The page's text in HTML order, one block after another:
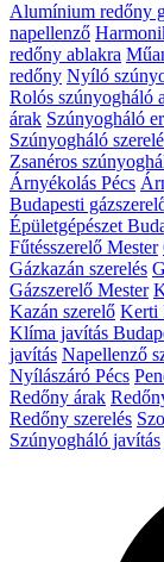
Alumínium redőny
napellenző
redőny ablakra
redőny Nyíló
Rolós szúnyogháló
árak Szúnyogháló
Szúnyogháló
Zsanéros
Árnyékolás Pécs
Budapesti
Épületgépészet
Fűtésszerelő Mester
Gázkazán szerelés
Gázszerelő Mester
Kazán szerelő Kerti
Klíma javítás
javítás Napellenző
Nyílászáró Pécs
Redőny árak
Redőny szerelés
Szúnyogháló javítás